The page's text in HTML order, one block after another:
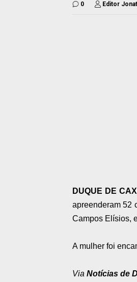
0 Editor
DUQUE DE
apreenderam 52
Campos Elísios,
A mulher foi
Via Notícias de